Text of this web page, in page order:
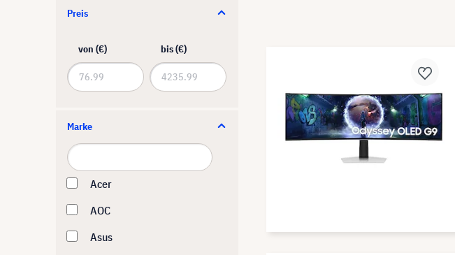
Preis
von (€) bis (€)
Marke
Acer
AOC
Asus